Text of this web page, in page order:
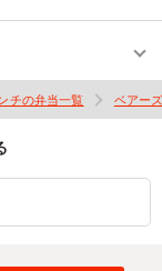
チの弁当一覧 ベアー